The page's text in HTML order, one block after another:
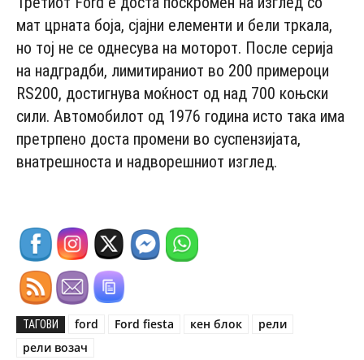
мат црната боја, сјајни елементи и бели тркала,
но тој не се однесува на моторот. После серија
на надградби, лимитираниот во 200 примероци
RS200, достигнува моќност од над 700 коњски
сили. Автомобилот од 1976 година исто така има
претрпено доста промени во суспензијата,
внатрешноста и надворешниот изглед.
ТАГОВИ ford Ford fiesta кен блок
рели
рели возач